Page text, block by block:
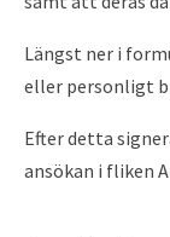
Längst ner i
eller personligt
Efter detta
ansökan i fliken